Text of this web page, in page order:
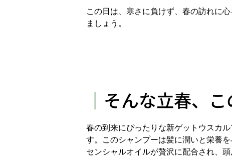
この日は、寒さに負けず、春の訪れに
ましょう。
｜ そんな立春、
春の到来にぴったりな新ゲットウスカ
す。このシャンプーは髪に潤いと栄養
センシャルオイルが贅沢に配合され、